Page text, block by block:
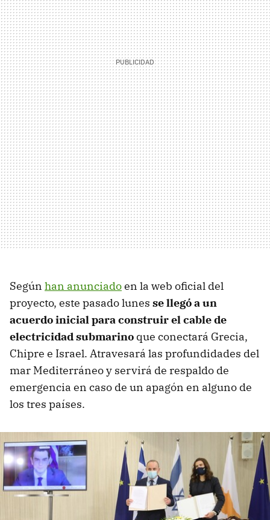
Según han anunciadoen la web oficial del
proyecto, este pasado lunes se llegó a un
acuerdo inicial para construir el cable de
electricidad submarino que conectará Grecia,
Chipre e Israel. Atravesará las profundidades del
mar Mediterráneo y servirá de respaldo de
emergencia en caso de un apagón en alguno de
los tres países.